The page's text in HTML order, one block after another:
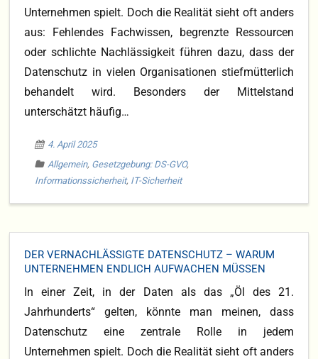
Unternehmen spielt. Doch die Realität sieht oft anders
aus: Fehlendes Fachwissen, begrenzte Ressourcen
oder schlichte Nachlässigkeit führen dazu, dass der
Datenschutz in vielen Organisationen stiefmütterlich
behandelt wird. Besonders der Mittelstand
unterschätzt häufig…
4. April 2025
Allgemein, Gesetzgebung: DS-GVO,
Informationssicherheit, IT-Sicherheit
DER VERNACHLÄSSIGTE DATENSCHUTZ – WARUM
UNTERNEHMEN ENDLICH AUFWACHEN MÜSSEN
In einer Zeit, in der Daten als das „Öl des 21.
Jahrhunderts“ gelten, könnte man meinen, dass
Datenschutz eine zentrale Rolle in jedem
Unternehmen spielt. Doch die Realität sieht oft anders